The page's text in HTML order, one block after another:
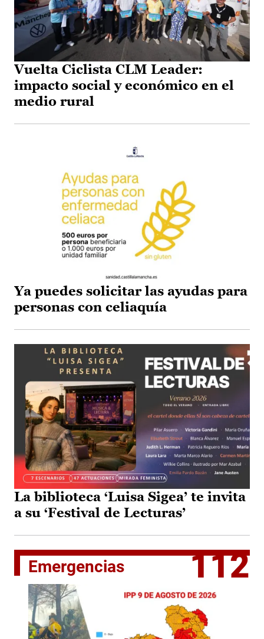
Vuelta Ciclista CLM Leader:
impacto social y económico en el
medio rural
Ya puedes solicitar las ayudas para
personas con celiaquía
La biblioteca ‘Luisa Sigea’ te invita
a su ‘Festival de Lecturas’
Emergencias 112